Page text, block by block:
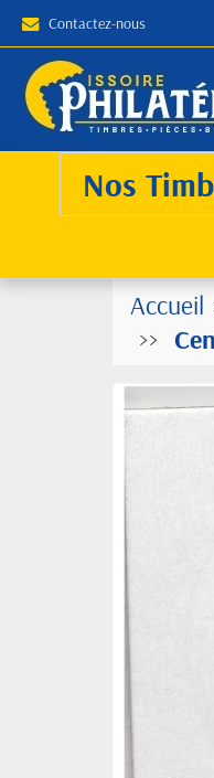
Contactez-nous
Nos
Accueil